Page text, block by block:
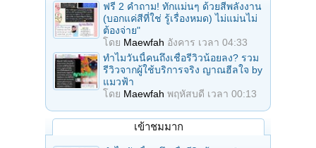
ฟรี 2 คำถาม! ทักแม่นๆ ด้วยสีพลังงาน
(บอกแค่สีที่ใช่ รู้เรื่องหมด) ไม่แม่นไม่
ต้องจ่าย"
โดย Maewfah อังคาร เวลา 04:33
ทำไมวันนี้คนถึงเชื่อรีวิวน้อยลง? รวม
รีวิวจากผู้ใช้บริการจริง ญาณฮีลใจ by
แมวฟ้า
โดย Maewfah พฤหัสบดี เวลา 00:13
เข้าชมมาก